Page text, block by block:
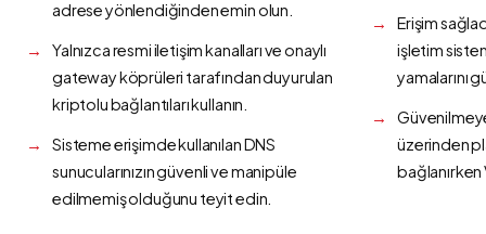
adrese yönlendiğinden emin olun.
Yalnızca resmi iletişim kanalları ve onaylı
gateway köprüleri tarafından duyurulan
kriptolu bağlantıları kullanın.
Sisteme erişimde kullanılan DNS
sunucularınızın güvenli ve manipüle
edilmemiş olduğunu teyit edin.
Erişim
işletim
yamalarını
üzerinden
bağlanırken